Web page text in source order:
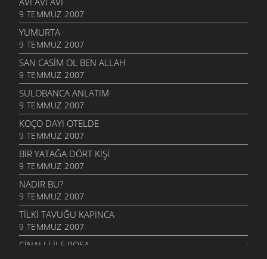
9 TEMMUZ 2007
YUMURTA
9 TEMMUZ 2007
SAN CASIM OL BEN ALLAH
9 TEMMUZ 2007
SULOBANCA ANLATIM
9 TEMMUZ 2007
KOÇO DAYI OTELDE
9 TEMMUZ 2007
BIR YATAĞA DÖRT KIŞI
9 TEMMUZ 2007
NADİR BU?
9 TEMMUZ 2007
TILKI TAVUĞU KAPINCA
9 TEMMUZ 2007
CINALLI ILE POŞA